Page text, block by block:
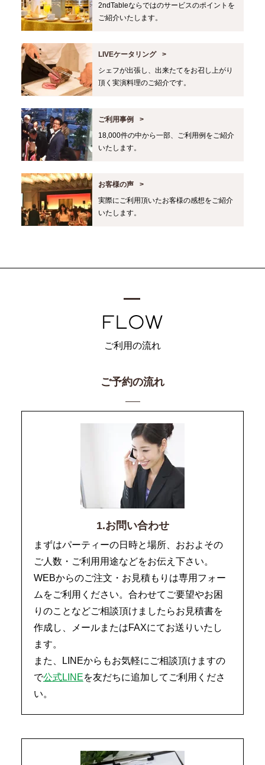
2ndTableならではのサービスのポイントを
ご紹介いたします。
LIVEケータリング
シェフが出張し、出来たてをお召し上がり
頂く実演料理のご紹介です。
ご利用事例
18,000件の中から一部、ご利用例をご紹介
いたします。
お客様の声
実際にご利用頂いたお客様の感想をご紹介
いたします。
ご利用の流れ
ご予約の流れ
1.お問い合わせ
まずはパーティーの日時と場所、おおよその
ご人数・ご利用用途などをお伝え下さい。
WEBからのご注文・お見積もりは専用フォー
ムをご利用ください。合わせてご要望やお困
りのことなどご相談頂けましたらお見積書を
作成し、メールまたはFAXにてお送りいたし
ます。
また、LINEからもお気軽にご相談頂けますの
で公式LINEを友だちに追加してご利用くださ
い。